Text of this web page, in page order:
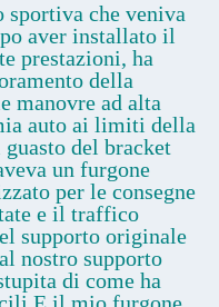
sportiva che veniva
aver installato il
prestazioni, ha
della
manovre ad alta
auto ai limiti della
del bracket
un furgone
per le consegne
e il traffico
supporto originale
nostro supporto
di come ha